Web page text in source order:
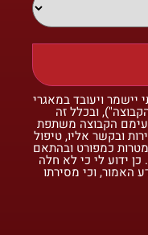
ויעובד במאגרי
ובכלל זה
עימם הקבוצה משתפת
ובקשר אליו, טיפול
כמפורט ובהתאם
כן ידוע לי כי לא חלה
האמור, וכי מסירתו